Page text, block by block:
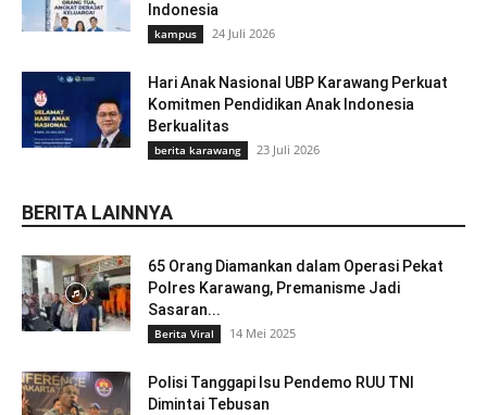
Indonesia
kampus 24 Juli 2026
Hari Anak Nasional UBP Karawang Perkuat
Komitmen Pendidikan Anak Indonesia
Berkualitas
berita karawang 23 Juli 2026
BERITA LAINNYA
65 Orang Diamankan dalam Operasi Pekat
Polres Karawang, Premanisme Jadi
Sasaran...
Berita Viral 14 Mei 2025
Polisi Tanggapi Isu Pendemo RUU TNI
Dimintai Tebusan